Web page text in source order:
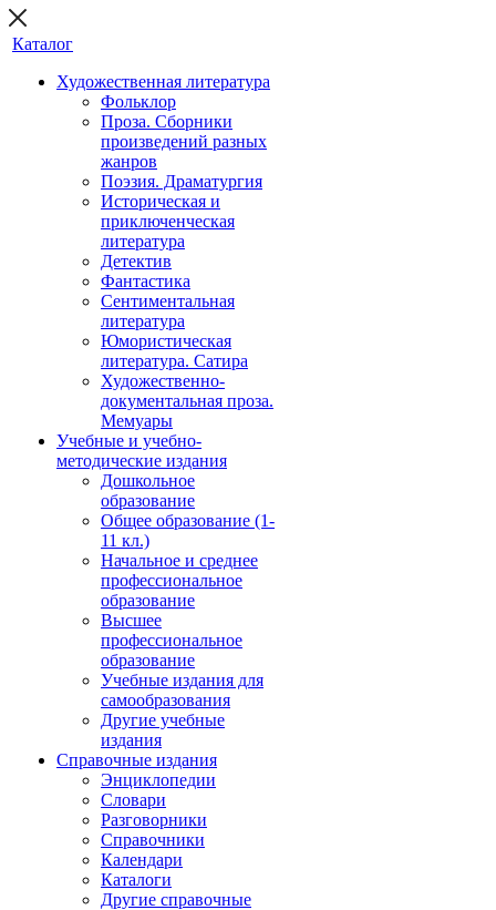
Каталог
Художественная литература
Фольклор
Проза. Сборники
произведений разных
жанров
Поэзия. Драматургия
Историческая и
приключенческая
литература
Детектив
Фантастика
Сентиментальная
литература
Юмористическая
литература. Сатира
Художественно-
документальная проза.
Мемуары
Учебные и учебно-
методические издания
Дошкольное
образование
Общее образование (1-
11 кл.)
Начальное и среднее
профессиональное
образование
Высшее
профессиональное
образование
Учебные издания для
самообразования
Другие учебные
издания
Справочные издания
Энциклопедии
Словари
Разговорники
Справочники
Календари
Каталоги
Другие справочные